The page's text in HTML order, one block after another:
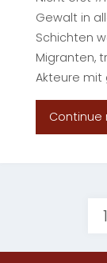
Gewalt in
Schichten
Migranten,
Akteure mit
Continue
1